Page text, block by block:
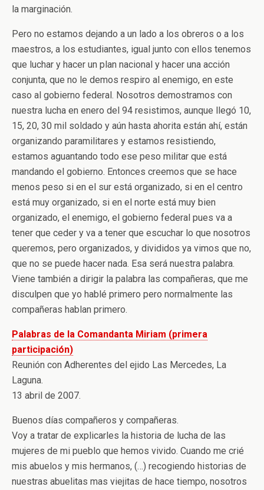
la marginación.
Pero no estamos dejando a un lado a los obreros o a los
maestros, a los estudiantes, igual junto con ellos tenemos
que luchar y hacer un plan nacional y hacer una acción
conjunta, que no le demos respiro al enemigo, en este
caso al gobierno federal. Nosotros demostramos con
nuestra lucha en enero del 94 resistimos, aunque llegó 10,
15, 20, 30 mil soldado y aún hasta ahorita están ahí, están
organizando paramilitares y estamos resistiendo,
estamos aguantando todo ese peso militar que está
mandando el gobierno. Entonces creemos que se hace
menos peso si en el sur está organizado, si en el centro
está muy organizado, si en el norte está muy bien
organizado, el enemigo, el gobierno federal pues va a
tener que ceder y va a tener que escuchar lo que nosotros
queremos, pero organizados, y divididos ya vimos que no,
que no se puede hacer nada. Esa será nuestra palabra.
Viene también a dirigir la palabra las compañeras, que me
disculpen que yo hablé primero pero normalmente las
compañeras hablan primero.
Palabras de la Comandanta Miriam (primera
participación)
Reunión con Adherentes del ejido Las Mercedes, La
Laguna.
13 abril de 2007.
Buenos días compañeros y compañeras.
Voy a tratar de explicarles la historia de lucha de las
mujeres de mi pueblo que hemos vivido. Cuando me crié
mis abuelos y mis hermanos, (…) recogiendo historias de
nuestras abuelitas mas viejitas de hace tiempo, nosotros